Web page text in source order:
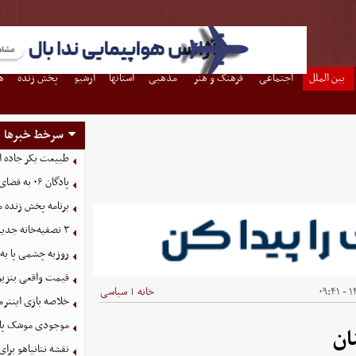
بین الملل اجتماعی فرهنگ و هنر مذهبی استانها آرشیو پخش زنده
خانه | سیاسی
سرخط خبرها
طبیعت بکر جاده
پادگان ۰۶ به فضای سبز شهری تبدیل می‌شود
برنامه پخش زنده
۳ تصفیه‌خانه جدید برای فضای سبز تهران در راه است
روزبه چشمی پا
قیمت واقعی
خلاصه بازی اینترمیامی 1
موجودی موشک
نقشه نتانیاهو